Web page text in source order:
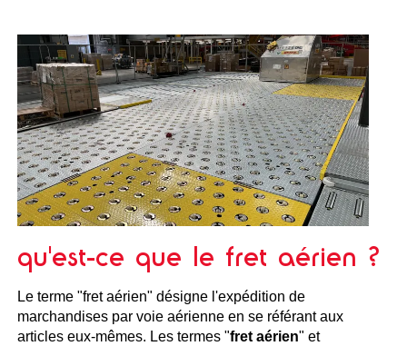
qu'est-ce que le fret aérien ?
Le terme "fret aérien" désigne l'expédition de
marchandises par voie aérienne en se référant aux
articles eux-mêmes. Les termes "fret aérien" et